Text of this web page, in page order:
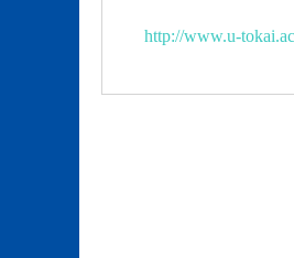
http://www.u-